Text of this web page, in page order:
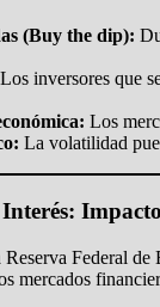
(Buy the dip):
Los inversores que
Los
La volatilidad
Federal
mercados